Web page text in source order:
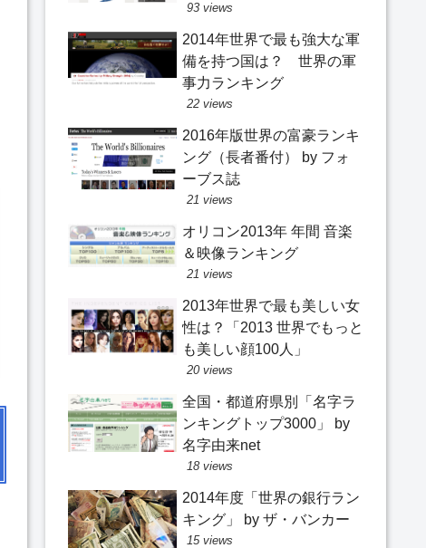
93 views
2014年世界で最も強大な軍
備を持つ国は？ 世界の軍
事力ランキング
22 views
2016年版世界の富豪ランキ
ング（長者番付） by フォ
ーブス誌
21 views
オリコン2013年 年間 音楽
＆映像ランキング
21 views
2013年世界で最も美しい女
性は？「2013 世界でもっと
も美しい顔100人」
20 views
全国・都道府県別「名字ラ
ンキングトップ3000」 by
名字由来net
18 views
2014年度「世界の銀行ラン
キング」 by ザ・バンカー
15 views